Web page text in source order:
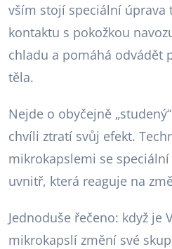
vším stojí speciální úprava
kontaktu s pokožkou
chladu a pomáhá odvádět
těla.
Nejde o obyčejně
chvíli ztratí svůj efekt.
mikrokapslemi se
uvnitř, která reaguje na
Jednoduše řečeno: když je
mikrokapslí změní své